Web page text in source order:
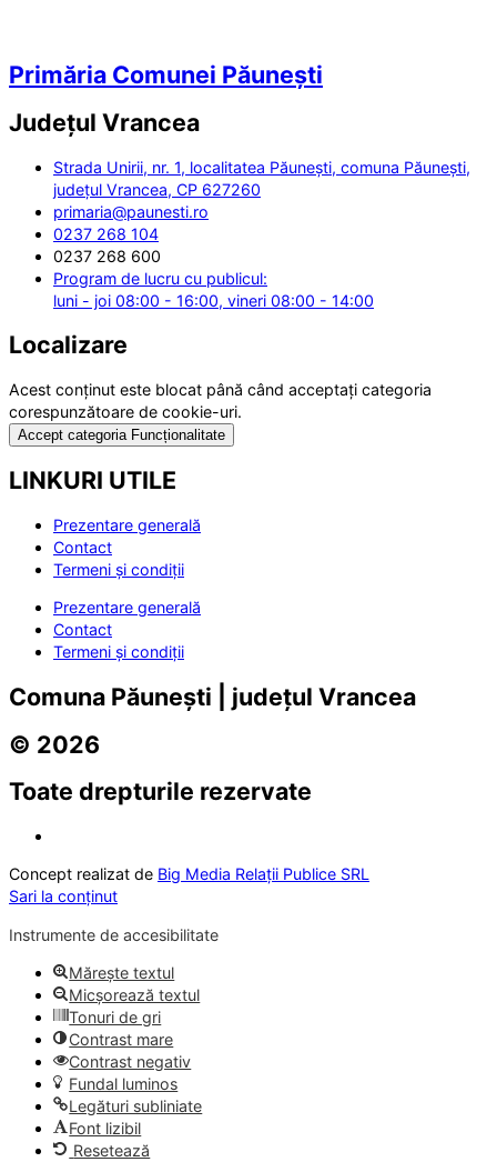
Primăria Comunei Păunești
Județul Vrancea
Strada Unirii, nr. 1, localitatea Păunești, comuna Păunești,
județul Vrancea, CP 627260
primaria@paunesti.ro
0237 268 104
0237 268 600
Program de lucru cu publicul:
luni - joi 08:00 - 16:00, vineri 08:00 - 14:00
Localizare
Acest conținut este blocat până când acceptați categoria
corespunzătoare de cookie-uri.
Accept categoria Funcționalitate
LINKURI UTILE
Prezentare generală
Contact
Termeni și condiții
Prezentare generală
Contact
Termeni și condiții
Comuna Păunești | județul Vrancea
© 2026
Toate drepturile rezervate
Concept realizat de Big Media Relații Publice SRL
Sari la conținut
Instrumente de accesibilitate
Mărește textul
Micșorează textul
Tonuri de gri
Contrast mare
Contrast negativ
Fundal luminos
Legături subliniate
Font lizibil
Resetează